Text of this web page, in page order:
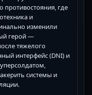
противостояния, где
и
изменили
герой —
тяжелого
интерфейс (DNI) и
системы и